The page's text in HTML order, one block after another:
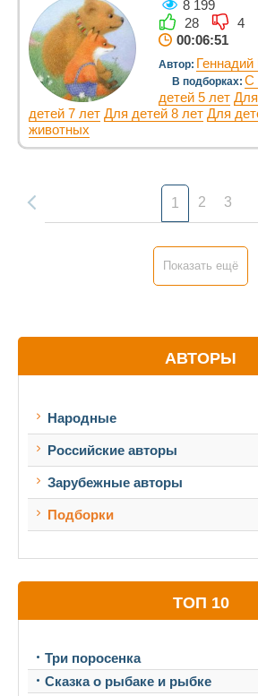
8 199
28
4
00:06:51
Автор:
В подборках: С
детей 5 лет
детей 7 лет Для детей 8 лет Для
животных
1 2 3
Показать ещё
АВТОРЫ
Народные
Российские авторы
Зарубежные авторы
Подборки
ТОП 10
Три поросенка
Сказка о рыбаке и рыбке